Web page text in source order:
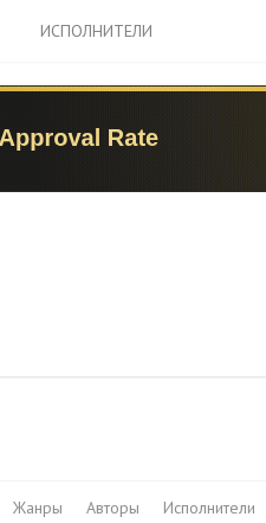
ИСПОЛНИТЕЛИ
Жанры Авторы Исполнители